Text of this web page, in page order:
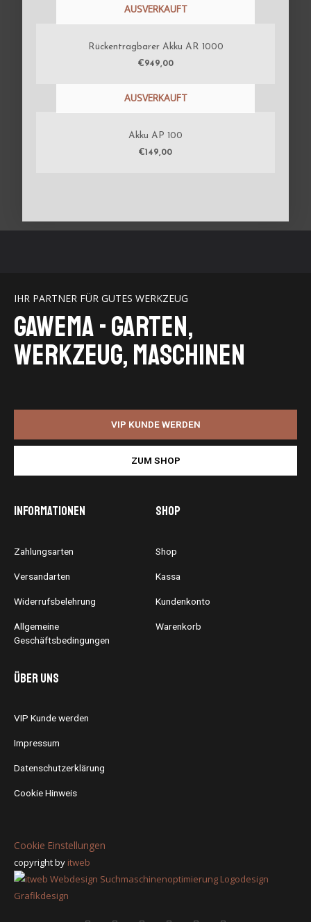
AUSVERKAUFT
Rückentragbarer Akku AR 1000
€949,00
AUSVERKAUFT
Akku AP 100
€ 149,00
IHR PARTNER FÜR GUTES WERKZEUG
GaWeMA - Garten,
Werkzeug, Maschinen
VIP KUNDE WERDEN
ZUM SHOP
Informationen
Zahlungsarten
Versandarten
Widerrufsbelehrung
Allgemeine
Geschäftsbedingungen
Shop
Shop
Kassa
Kundenkonto
Warenkorb
Über uns
VIP Kunde werden
Impressum
Datenschutzerklärung
Cookie Hinweis
Cookie Einstellungen
copyright by itweb